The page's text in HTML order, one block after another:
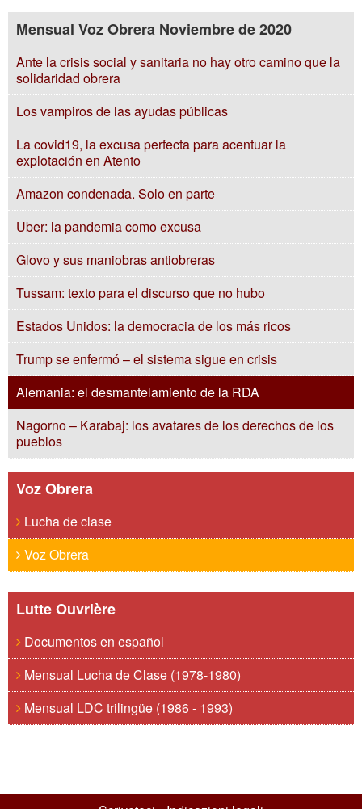
Mensual Voz Obrera Noviembre de 2020
Ante la crisis social y sanitaria no hay otro camino que la
solidaridad obrera
Los vampiros de las ayudas públicas
La covid19, la excusa perfecta para acentuar la
explotación en Atento
Amazon condenada. Solo en parte
Uber: la pandemia como excusa
Glovo y sus maniobras antiobreras
Tussam: texto para el discurso que no hubo
Estados Unidos: la democracia de los más ricos
Trump se enfermó – el sistema sigue en crisis
Alemania: el desmantelamiento de la RDA
Nagorno – Karabaj: los avatares de los derechos de los
pueblos
Voz Obrera
Lucha de clase
Voz Obrera
Lutte Ouvrière
Documentos en español
Mensual Lucha de Clase (1978-1980)
Mensual LDC trilingüe (1986 - 1993)